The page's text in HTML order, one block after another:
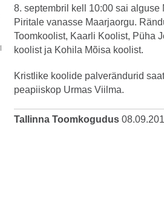
8. septembril kell 10:00 sai
Piritale vanasse Maarjaorgu.
Toomkoolist, Kaarli Koolist, Püha
koolist ja Kohila Mõisa koolist.
Kristlike koolide palverändurid
peapiiskop Urmas Viilma.
Tallinna Toomkogudus